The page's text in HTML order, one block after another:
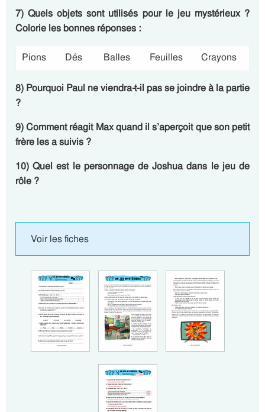
7) Quels objets sont utilisés pour le jeu mystérieux ?
Colorie les bonnes réponses :
Pions Dés Balles Feuilles Crayons
8) Pourquoi Paul ne viendra-t-il pas se joindre à la partie
?
9) Comment réagit Max quand il s’aperçoit que son petit
frère les a suivis ?
10) Quel est le personnage de Joshua dans le jeu de
rôle ?
Voir les fiches